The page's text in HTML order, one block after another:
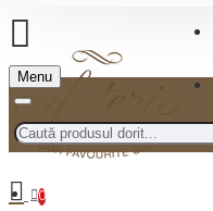
Menu
0